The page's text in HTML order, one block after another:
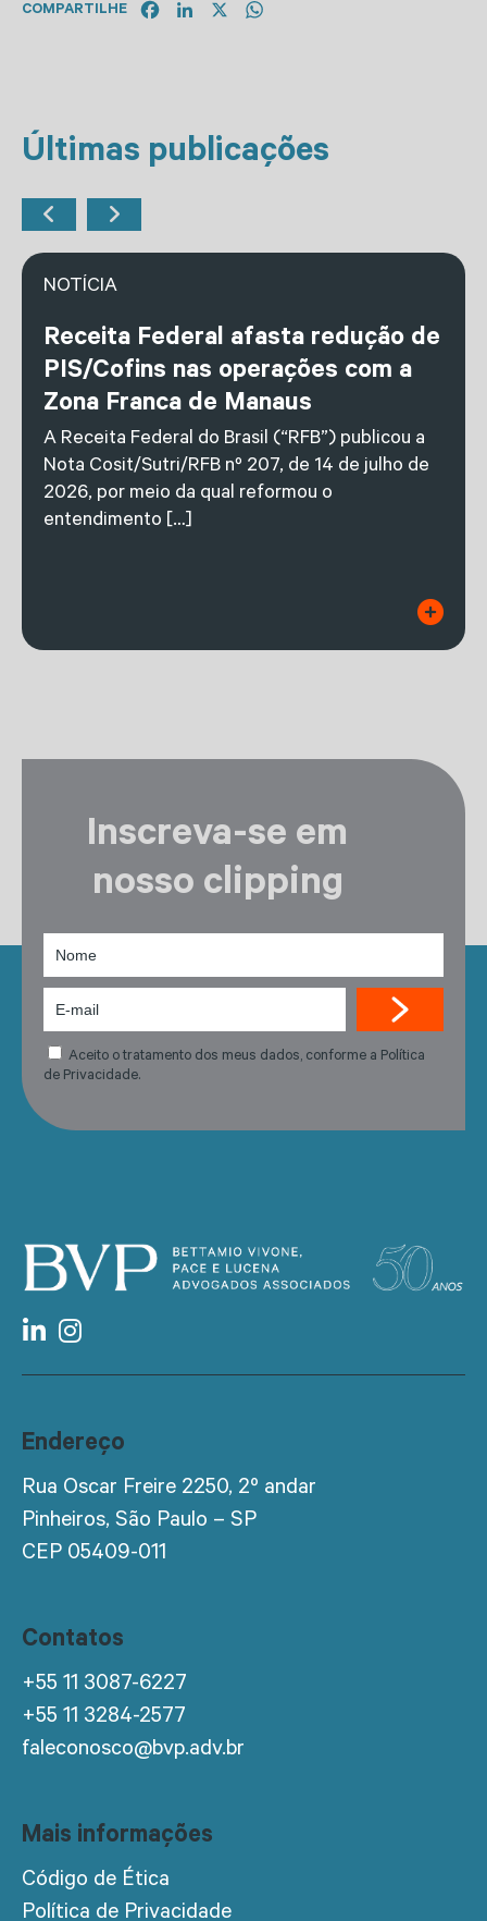
COMPARTILHE FacebookLinkedIn
Últimas publicações
NOTÍCIA
Receita Federal afasta redução de
PIS/Cofins nas operações com a
Zona Franca de Manaus
A Receita Federal do Brasil (“RFB”) publicou a
Nota Cosit/Sutri/RFB nº 207, de 14 de julho de
2026, por meio da qual reformou o
entendimento […]
Inscreva-se em
nosso clipping
Aceito o tratamento dos meus dados, conforme a Política
de Privacidade.
Endereço
Rua Oscar Freire 2250, 2º andar
Pinheiros, São Paulo – SP
CEP 05409-011
Contatos
+55 11 3087-6227
+55 11 3284-2577
faleconosco@bvp.adv.br
Mais informações
Código de Ética
Política de Privacidade